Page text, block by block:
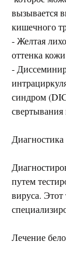
вызывается
кишечного
- Желтая
оттенка
-
синдром
свертывания
путем
вируса. Этот
Лечение